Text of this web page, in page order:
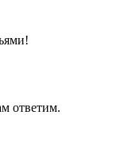
ответим.